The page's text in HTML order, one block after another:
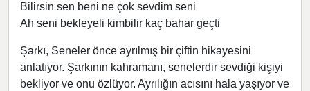
Bilirsin sen beni ne çok sevdim seni
Ah seni bekleyeli kimbilir kaç bahar geçti
Şarkı, Seneler önce ayrılmış bir çiftin hikayesini
anlatıyor. Şarkının kahramanı, senelerdir sevdiği kişiyi
bekliyor ve onu özlüyor. Ayrılığın acısını hala yaşıyor ve